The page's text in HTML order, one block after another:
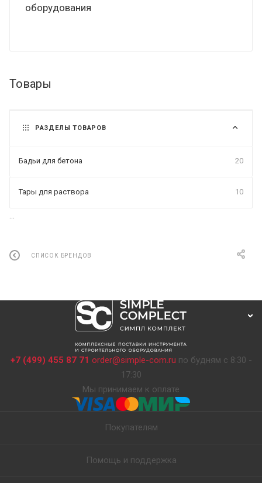
оборудования
Товары
РАЗДЕЛЫ ТОВАРОВ
Бадьи для бетона 20
Тары для раствора 10
СПИСОК БРЕНДОВ
+7 (499) 455 87 71 order@simple-com.ru по будням с 8:30 -
17:30
Мы принимаем к оплате
Покупателям
Помощь и поддержка